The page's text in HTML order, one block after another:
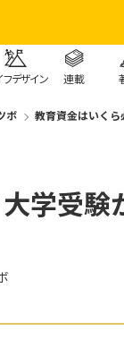
フデザイン 連載
ボ
教育資金はいく
学受験